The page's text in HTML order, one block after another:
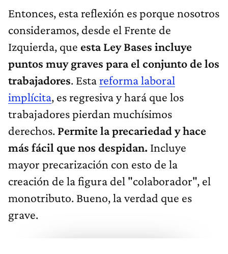
Entonces, esta reflexión es porque nosotros
consideramos, desde el Frente de
Izquierda, que esta Ley Bases incluye
puntos muy graves para el conjunto de los
trabajadores. Estareforma laboral
implícita, es regresiva y hará que los
trabajadores pierdan muchísimos
derechos. Permite la precariedad y hace
más fácil que nos despidan. Incluye
mayor precarización con esto de la
creación de la figura del "colaborador", el
monotributo. Bueno, la verdad que es
grave.